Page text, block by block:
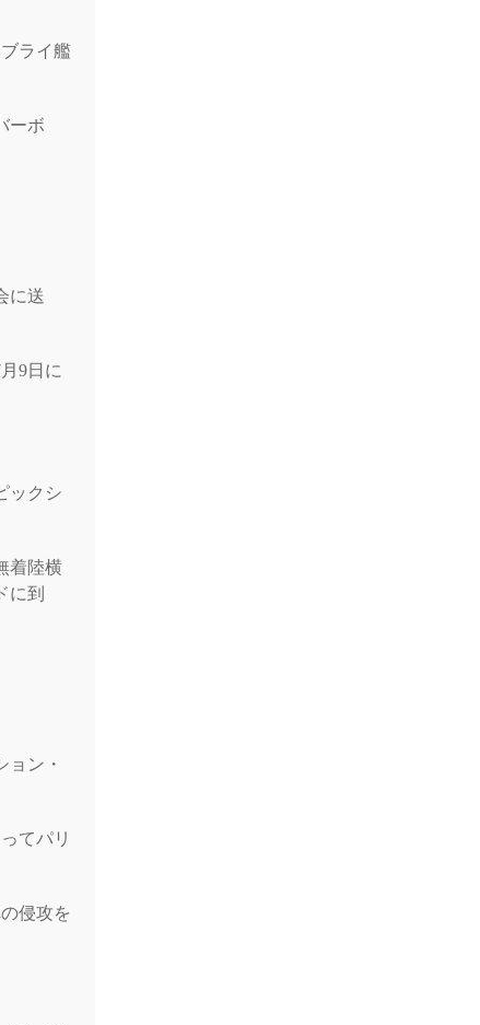
ライ艦
ーボ
に送
9日に
ックシ
着陸横
に到
ョン・
てパリ
侵攻を